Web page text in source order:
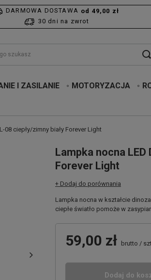
DARMOWA DOSTAWA od 49,00 zł
30 dni na zwrot
I ZASILANIE MOTORYZACJA
08 ciepły/zimny biały Forever Light
Lampka nocna LED
Forever Light
+ Dodaj do porównania
Lampka nocna w kształcie
ciepłe światło pomoże w
59,00 zł brutto /
Dodaj do